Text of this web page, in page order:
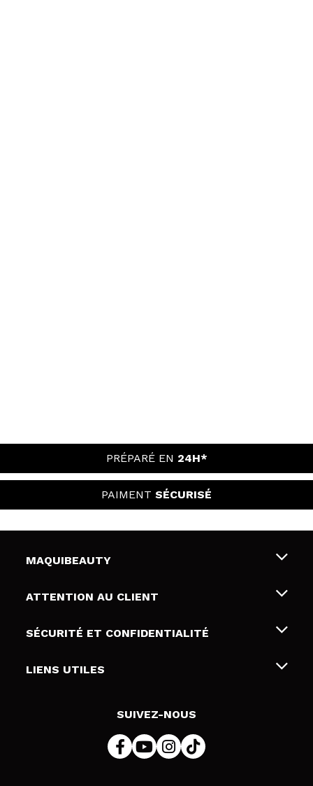
PRÉPARÉ EN 24H*
PAIMENT SÉCURISÉ
MAQUIBEAUTY
Qui sommes nous
Cartes-cadeaux
ATTENTION AU CLIENT
Livraison & retour
Modes de paiement
SÉCURITÉ ET CONFIDENTIALITÉ
Conditions et confidentialité
LIENS UTILES
SUIVEZ-NOUS